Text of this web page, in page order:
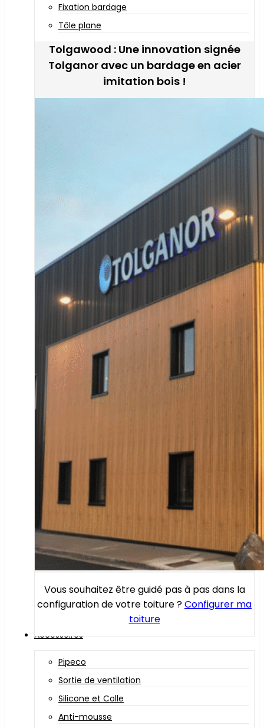
Fixation bardage
Tôle plane
Tolgawood : Une innovation signée
Tolganor avec un bardage en acier
imitation bois !
Vous souhaitez être guidé pas à pas dans la
configuration de votre toiture ?Configurer ma
toiture
Accessoires
Pipeco
Sortie de ventilation
Silicone et Colle
Anti-mousse